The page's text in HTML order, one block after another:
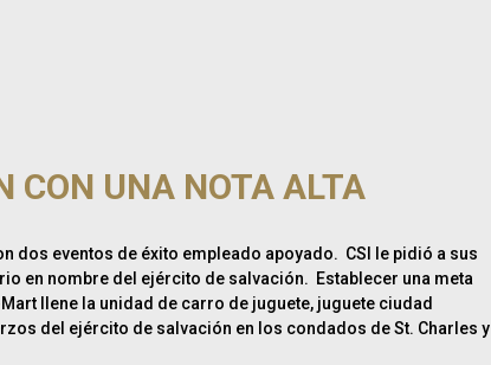
CON UNA NOTA ALTA
dos eventos de éxito empleado apoyado. CSI le pidió a sus
en nombre del ejército de salvación. Establecer una meta
llene la unidad de carro de juguete, juguete ciudad
del ejército de salvación en los condados de St. Charles y